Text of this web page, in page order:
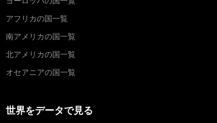
アフリカの国一覧
南アメリカの国一覧
北アメリカの国一覧
オセアニアの国一覧
世界をデータで見る